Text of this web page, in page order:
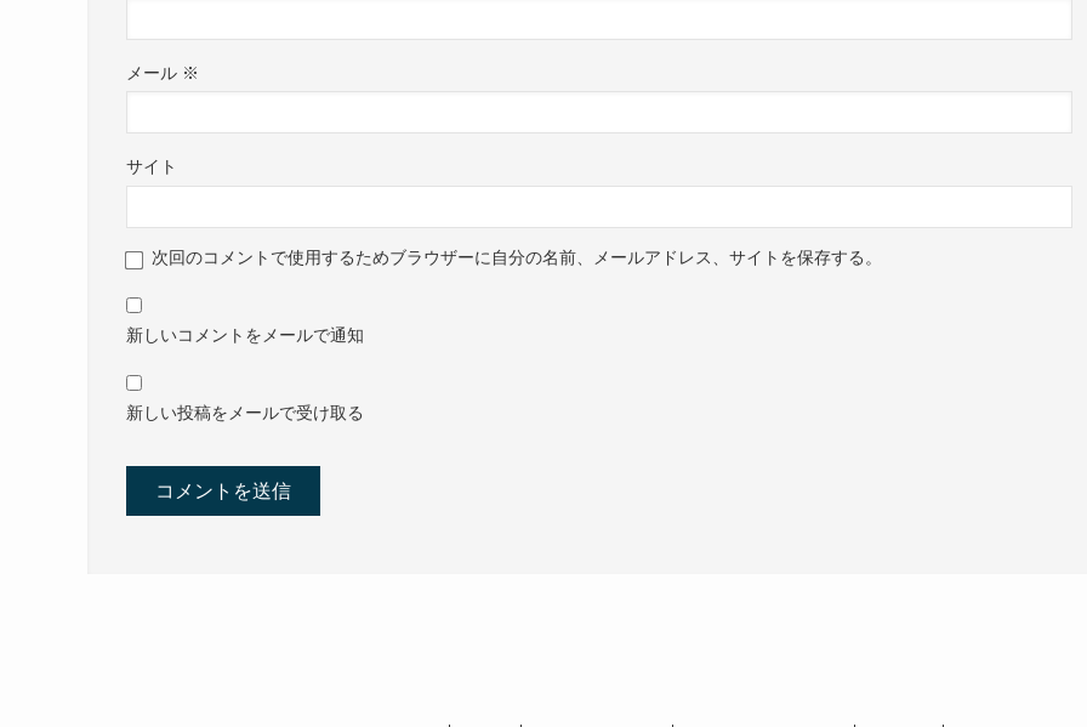
メール ※
サイト
次回のコメントで使用するためブラウザーに自分の名前、メールアドレス、サイトを保存する。
新しいコメントをメールで通知
新しい投稿をメールで受け取る